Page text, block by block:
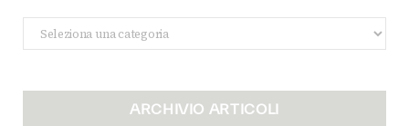
Categorie
ARCHIVIO ARTICOLI